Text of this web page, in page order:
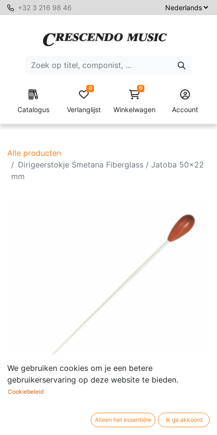
+32 3 216 98 46
Catalogus Verlanglijst
0 0
Winkelwagen Account
Alle producten
Dirigeerstokje Smetana Fiberglass / Jatoba 50x22
mm
Dirigeerstokje Smetana
We gebruiken cookies om je een betere
gebruikerservaring op deze website te bieden.
Cookiebeleid
Alleen het essentiële Ik ga akkoord